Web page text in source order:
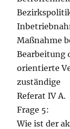
Maßnahme
Bearbeitung
orientierte
zuständige
Referat IV A.
Frage 5:
Wie ist der